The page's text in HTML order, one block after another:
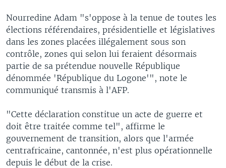
Nourredine Adam "s'oppose à la tenue de toutes les
élections référendaires, présidentielle et législatives
dans les zones placées illégalement sous son
contrôle, zones qui selon lui feraient désormais
partie de sa prétendue nouvelle République
dénommée 'République du Logone'", note le
communiqué transmis à l'AFP.
"Cette déclaration constitue un acte de guerre et
doit être traitée comme tel", affirme le
gouvernement de transition, alors que l'armée
centrafricaine, cantonnée, n'est plus opérationnelle
depuis le début de la crise.